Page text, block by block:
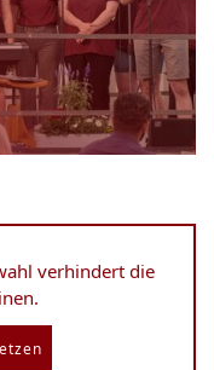
verhindert die